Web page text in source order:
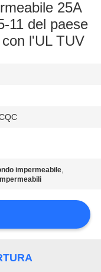
25A
11 del paese
l'UL TUV
impermeabile,